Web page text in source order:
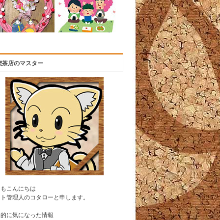
茶店のマスター
こんにちは
管理人のコタローと申します。
に気になった情報